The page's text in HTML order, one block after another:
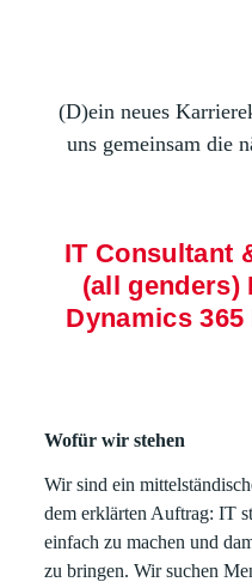
(D)ein neues
uns gemeinsam die
IT Consultant
(all genders)
Dynamics
Wofür wir stehen
Wir sind ein
dem erklärten Auftrag: IT
einfach zu machen und
zu bringen. Wir suchen